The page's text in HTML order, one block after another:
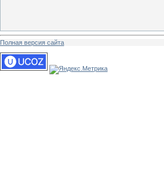
Полная версия сайта